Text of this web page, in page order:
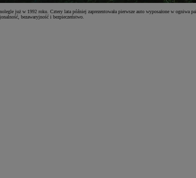
już w 1992 roku. Cztery lata później zaprezentowała pierwsze auto wyposażone w
bezawaryjność i bezpieczeństwo.